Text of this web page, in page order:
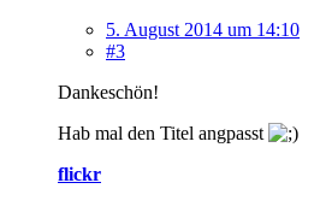
5. August 2014 um 14:10
#3
Dankeschön!
Hab mal den Titel angpasst
flickr